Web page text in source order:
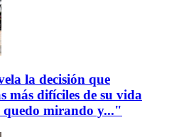
la decisión que
más difíciles de su vida
mirando y..."